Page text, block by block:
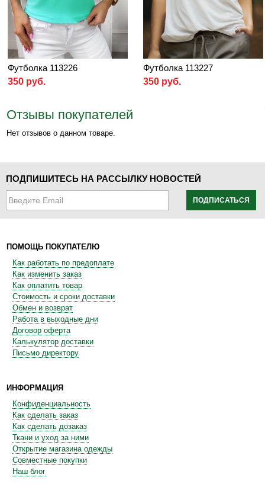
Футболка 113226
350 руб.
Футболка 113227
350 руб.
Отзывы покупателей
Нет отзывов о данном товаре.
ПОДПИШИТЕСЬ НА РАССЫЛКУ НОВОСТЕЙ
ПОДПИСАТЬСЯ
ПОМОЩЬ ПОКУПАТЕЛЮ
Как работать по предоплате
Как изменить заказ
Как оплатить товар
Стоимость и сроки доставки
Обмен и возврат
Работа в выходные дни
Договор оферта
Калькулятор доставки
Письмо директору
ИНФОРМАЦИЯ
Конфиденциальность
Как сделать заказ
Как сделать дозаказ
Ткани и уход за ними
Открытие магазина одежды
Совместные покупки
Наш блог